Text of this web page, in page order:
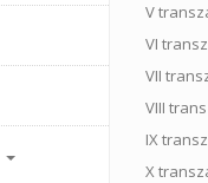
V
VI
VII
VIII
IX
X